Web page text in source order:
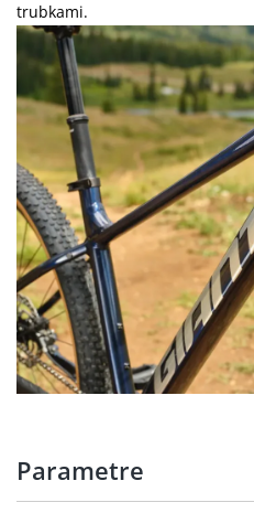
trubkami.
Parametre